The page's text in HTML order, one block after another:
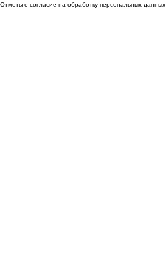
Отметьте согласие на обработку персональных данных